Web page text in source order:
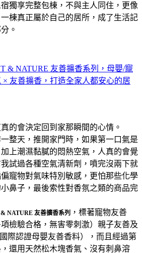
獨享完整包棟，不與主人同住，更像
棟真正屬於自己的居所，成了生活記
。
& NATURE 友善擴香系列，母嬰/寵
友善擴香，打造全家人都安心的居
的會決定回到家那瞬間的心情。
整天，推開家門時，如果第一口氣是
上潮濕黏膩的悶熱空氣，人真的會覺
試過各種空氣清新劑，噴完沒兩下就
寵物對氣味特別敏感，更怕那些化學
鼻子，最後索性對香氛之類的商品完
NATURE 友善擴香系列 ，標著寵物友善
項檢驗合格，無害零刺激）親子友善及
際認證母嬰友善香料），而且經過第
還用天然松木塊香氣、沒有刺鼻溶